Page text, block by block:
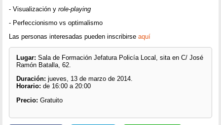
- Visualización yrole-playing
- Perfeccionismo vs optimalismo
Las personas interesadas pueden inscribirseaquí
Lugar: Sala de Formación Jefatura Policía Local, sita en C/ José
Ramón Batalla, 62.
Duración: jueves, 13 de marzo de 2014.
Horario: de 16:00 a 20:00
Precio: Gratuito